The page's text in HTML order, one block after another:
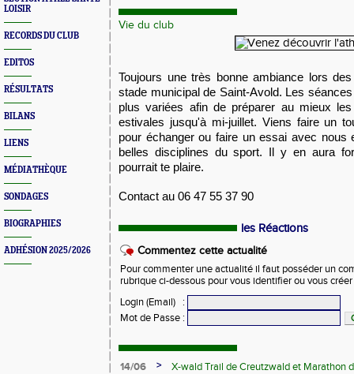
LOISIR
RECORDS DU CLUB
EDITOS
RÉSULTATS
BILANS
LIENS
MÉDIATHÈQUE
SONDAGES
BIOGRAPHIES
ADHÉSION 2025/2026
Vie du club
Toujours une très bonne ambiance lors
stade municipal de Saint-Avold. Les
plus variées afin de préparer au mieux
estivales jusqu'à mi-juillet. Viens faire un
pour échanger ou faire un essai avec nous
belles disciplines du sport. Il y en aura
pourrait te plaire.
Contact au 06 47 55 37 90
les Réactions
Commentez cette actualité
Pour commenter une actualité il faut posséder un
rubrique ci-dessous pour vous identifier ou vous
Login (Email)
:
Mot de Passe :
14/06 >
X-wald Trail de Creutzwald et Marathon